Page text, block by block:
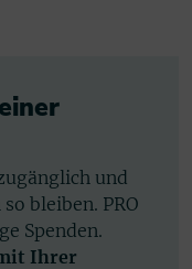
und
bleiben. PRO
Spenden.
Ihrer